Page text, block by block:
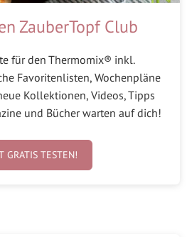
ZauberTopf Club
für den Thermomix® inkl.
Favoritenlisten, Wochenpläne
Kollektionen, Videos, Tipps
und Bücher warten auf dich!
GRATIS TESTEN!